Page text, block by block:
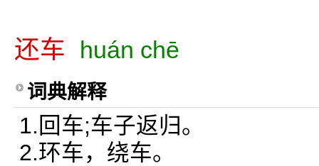
还车 huán chē
词典解释
1.回车;车子返归。
2.环车，绕车。